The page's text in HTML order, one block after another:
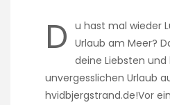
D u hast mal wieder
Urlaub am Meer?
deine Liebsten
unvergesslichen Urlaub
hvidbjergstrand.de!Vor